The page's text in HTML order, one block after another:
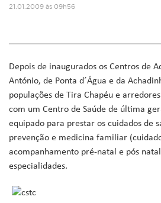
21.01.2009 às 09h56
Depois de inaugurados os Centros de
António, de Ponta d´Água e da
populações de Tira Chapéu e
com um Centro de Saúde de última
equipado para prestar os cuidados de
prevenção e medicina familiar
acompanhamento pré-natal e pós
especialidades.